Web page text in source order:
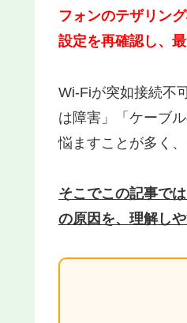
フォンのテザリン
設定を再確認し、
Wi-Fiが突如接続不
は障害」「ケーブ
悩ますことが多く
そこでこの記事で
の原因を、理解し